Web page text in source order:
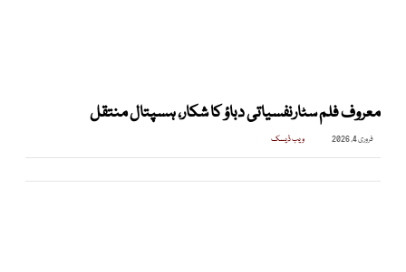
معروف فلم سٹارنفسیاتی دباؤ کا شکار، ہسپتال منتقل
فروری 4, 2026 ویب ڈیسک